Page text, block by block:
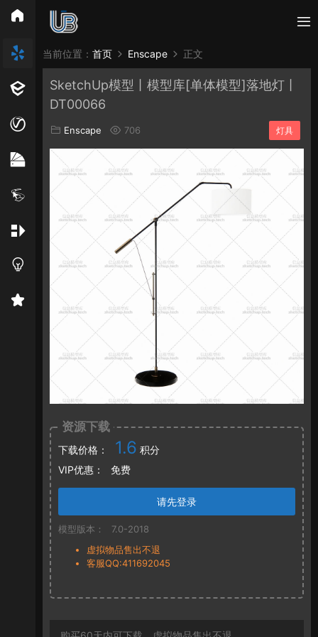
所有分类
Enscape PB3构件 构件 轮廓
当前位置： 首页 Enscape 正文
SketchUp模型丨模型库[单体模型]落地灯丨
DT00066
Enscape 706 灯具
资源下载
下载价格： 1.6 积分
VIP优惠：
免费
请先登录
模型版本：
7.0-2018
虚拟物品售出不退
客服QQ:411692045